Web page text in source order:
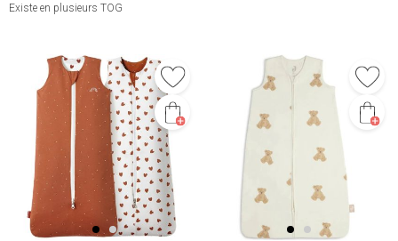
Existe en plusieurs TOG